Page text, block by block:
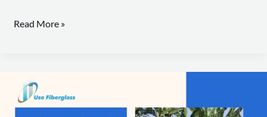
Read More »
Distributor
Tangki